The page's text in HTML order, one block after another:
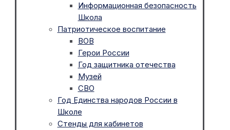
Информационная безопасность
Школа
Патриотическое воспитание
ВОВ
Герои России
Год защитника отечества
Музей
СВО
Год Единства народов России в
Школе
Стенды для кабинетов